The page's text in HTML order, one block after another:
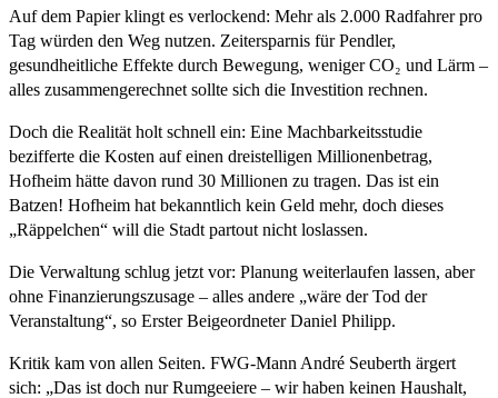
Auf dem Papier klingt es verlockend: Mehr als 2.000 Radfahrer pro
Tag würden den Weg nutzen. Zeitersparnis für Pendler,
gesundheitliche Effekte durch Bewegung, weniger CO₂ und Lärm –
alles zusammengerechnet sollte sich die Investition rechnen.
Doch die Realität holt schnell ein: Eine Machbarkeitsstudie
bezifferte die Kosten auf einen dreistelligen Millionenbetrag,
Hofheim hätte davon rund 30 Millionen zu tragen. Das ist ein
Batzen! Hofheim hat bekanntlich kein Geld mehr, doch dieses
„Räppelchen“ will die Stadt partout nicht loslassen.
Die Verwaltung schlug jetzt vor: Planung weiterlaufen lassen, aber
ohne Finanzierungszusage – alles andere „wäre der Tod der
Veranstaltung“, so Erster Beigeordneter Daniel Philipp.
Kritik kam von allen Seiten. FWG-Mann André Seuberth ärgert
sich: „Das ist doch nur Rumgeeiere – wir haben keinen Haushalt,